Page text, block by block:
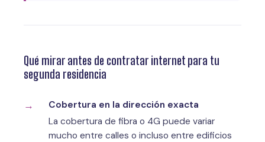
Qué mirar antes de contratar internet para tu
segunda residencia
Cobertura en la dirección exacta
La cobertura de fibra o 4G puede variar
mucho entre calles o incluso entre edificios